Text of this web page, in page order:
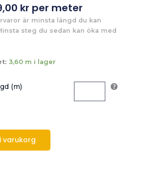
kr per meter
är minsta längd du kan
steg du sedan kan öka med
3,60 m i lager
(m)
varukorg